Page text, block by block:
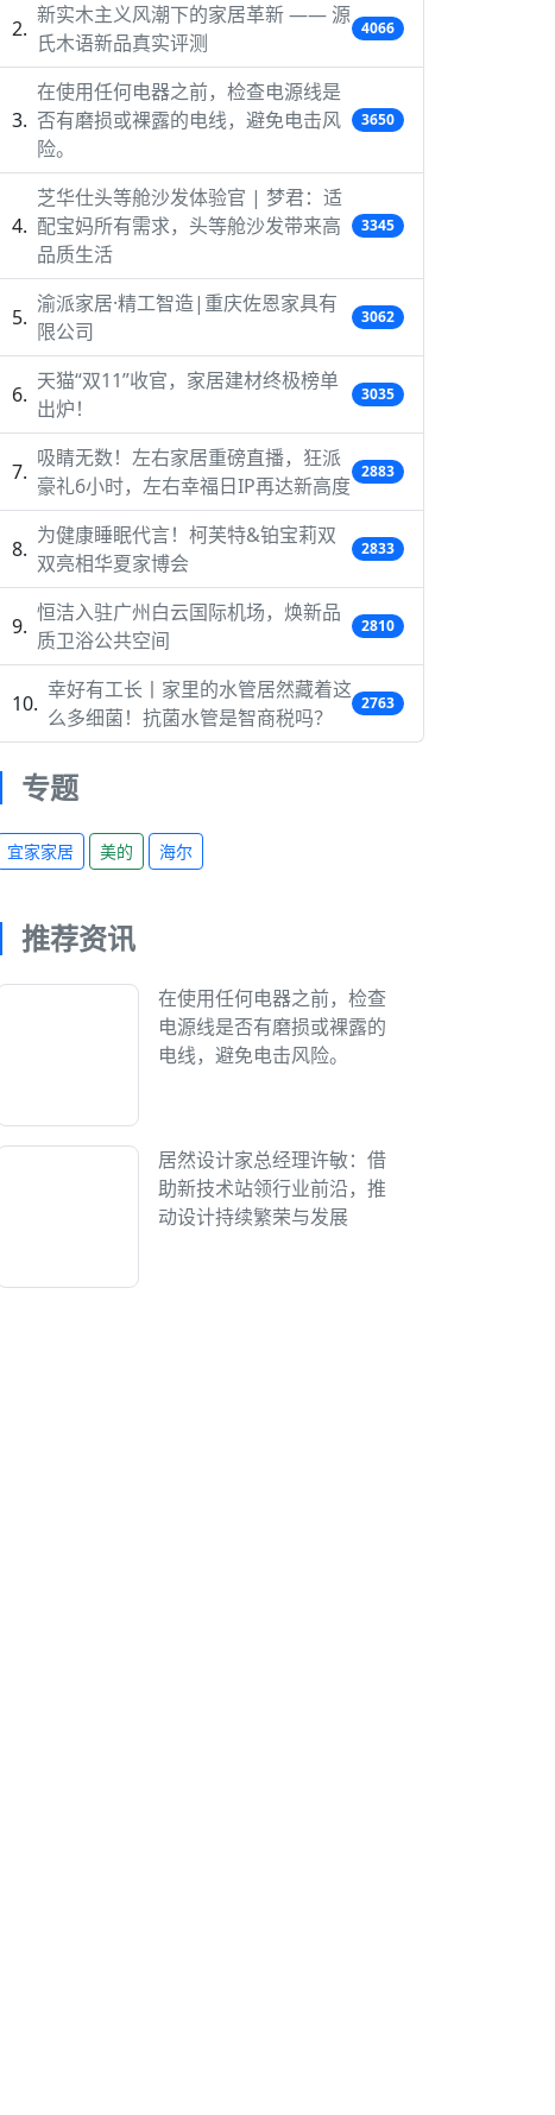
新实木主义风潮下的家居革新 —— 源
氏木语新品真实评测
4066
在使用任何电器之前，检查电源线是
否有磨损或裸露的电线，避免电击风
险。
3650
芝华仕头等舱沙发体验官 | 梦君：适
配宝妈所有需求，头等舱沙发带来高
品质生活
3345
渝派家居·精工智造|重庆佐恩家具有
限公司
3062
天猫“双11”收官，家居建材终极榜单
出炉！
3035
吸睛无数！左右家居重磅直播，狂派
豪礼6小时，左右幸福日IP再达新高度
2883
为健康睡眠代言！柯芙特&铂宝莉双
双亮相华夏家博会
2833
恒洁入驻广州白云国际机场，焕新品
质卫浴公共空间
2810
幸好有工长丨家里的水管居然藏着这
么多细菌！抗菌水管是智商税吗？
2763
专题
宜家家居 美的 海尔
推荐资讯
在使用任何电器之前，检查
电源线是否有磨损或裸露的
电线，避免电击风险。
居然设计家总经理许敏：借
助新技术站领行业前沿，推
动设计持续繁荣与发展